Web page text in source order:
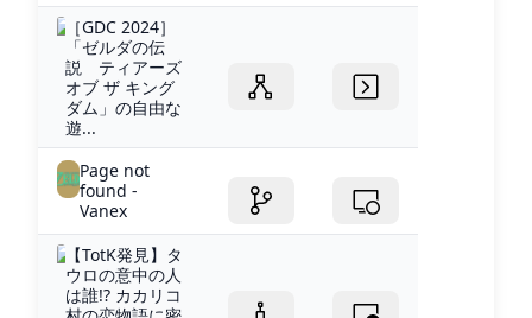
［GDC 2024］
「ゼルダの伝
説 ティアーズ
オブ ザ キング
ダム」の自由な
遊...
Page not
found -
Vanex
【TotK発見】タ
ウロの意中の人
は誰!? カカリコ